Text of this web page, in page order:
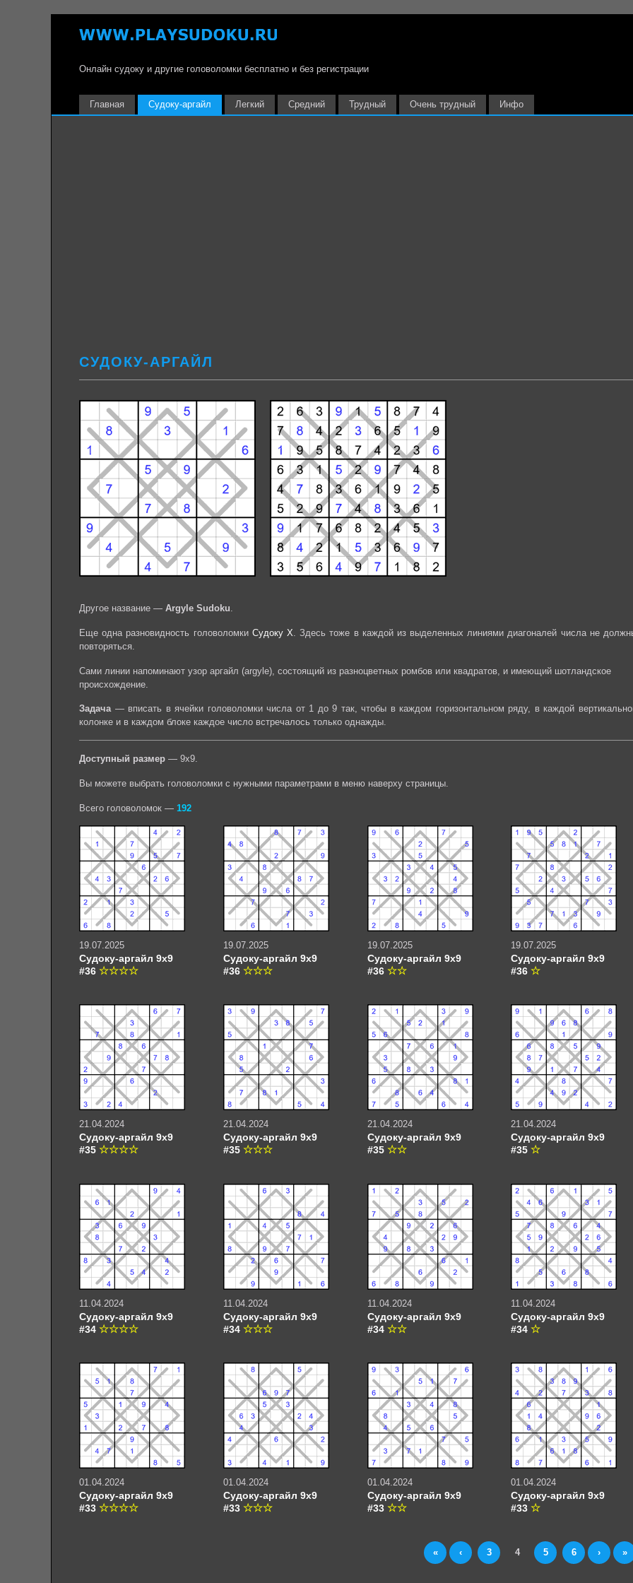
Онлайн судоку и другие головоломки бесплатно и без регистрации
Главная Судоку-аргайл Легкий Средний Трудный Очень трудный Инфо
СУДОКУ-АРГАЙЛ
Другое название — Argyle Sudoku.
Еще одна разновидность головоломки Судоку Х . Здесь тоже в каждой из выделенных линиями диагоналей числа не
повторяться.
Сами линии напоминают узор аргайл (argyle), состоящий из разноцветных ромбов или квадратов, и имеющий шотландское
происхождение.
Задача— вписать в ячейки головоломки числа от 1 до 9 так, чтобы в каждом горизонтальном ряду, в каждой
колонке и в каждом блоке каждое число встречалось только однажды.
Доступный размер — 9х9.
Вы можете выбрать головоломки с нужными параметрами в меню наверху страницы.
Всего головоломок — 192
19.07.2025
Судоку-аргайл 9х9
#36
19.07.2025
Судоку-аргайл 9х9
#36
19.07.2025
Судоку-аргайл 9х9
#36
19.07.2025
Судоку-аргайл 9х9
#36
21.04.2024
Судоку-аргайл 9х9
#35
21.04.2024
Судоку-аргайл 9х9
#35
21.04.2024
Судоку-аргайл 9х9
#35
21.04.2024
Судоку-аргайл 9х9
#35
11.04.2024
Судоку-аргайл 9х9
#34
11.04.2024
Судоку-аргайл 9х9
#34
11.04.2024
Судоку-аргайл 9х9
#34
11.04.2024
Судоку-аргайл 9х9
#34
01.04.2024
Судоку-аргайл 9х9
#33
01.04.2024
Судоку-аргайл 9х9
#33
01.04.2024
Судоку-аргайл 9х9
#33
01.04.2024
Судоку-аргайл 9х9
#33
« ‹ 3 4 5 6 › »